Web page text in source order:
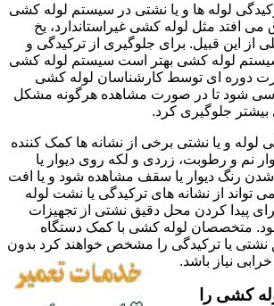
لوله ها و یا نشتی در سیستم لوله کشی
می افتد مثل لوله کشی غیراستاندارد، یخ
از این قبیل. برای جلوگیری از ترکیدگی و
لوله کشی بهتر است سیستم لوله کشی
دوره ای توسط کارشناسان لوله کشی
شود تا در صورت مشاهده هرگونه مشکل
جلوگیری کرد.
لوله و یا نشتی برخی از نشانه ها کمک کننده
نم و رطوبت، زردی و لکه روی دیوار یا
رنگ دیوار یا سقف مشاهده شود و یا افت
تواند از نشانه های ترکیدگی یا نشت لوله
پیدا کردن محل دقیق نشتی از تجهیزات
متخصصان لوله کشی با کمک دستگاه
یا ترکیدگی را مشخص خواهند کرد بدون
نیاز باشد.
کشی را